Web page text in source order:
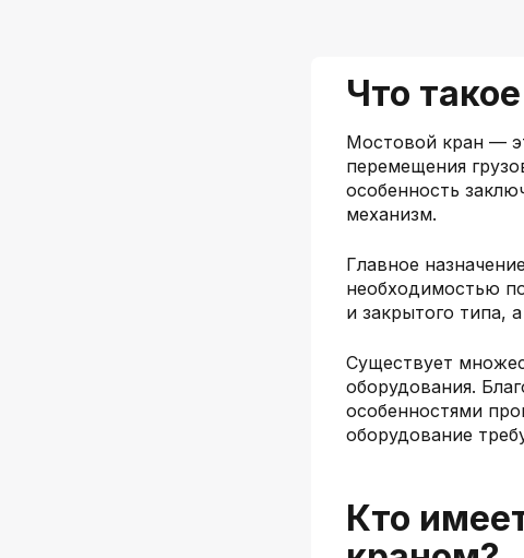
Что
Мостовой кран —
перемещения
особенность
механизм.
Главное
необходимостью
и закрытого типа,
Существует
оборудования.
особенностями
оборудование
Кто